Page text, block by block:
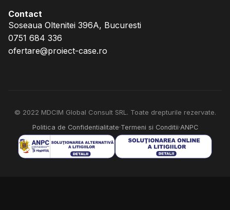
Contact
Soseaua Oltenitei 396A, Bucuresti
0751 684 336
ofertare@proiect-case.ro
© 2022 MDCIM Global Consult SRL. Toate drepturile rezervate.
Politica de Confidentialitate·Termeni si Conditii·ANPC